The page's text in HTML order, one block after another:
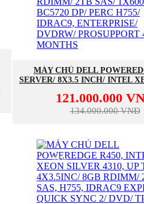
MÁY CHỦ DELL
SERVER/ 8X3.5 INCH/ INTEL
BC5720 DP/ PERC H755/
ENTERPRISE/ DVDRW/
121.000.000
134.000.000 VNĐ
NEW